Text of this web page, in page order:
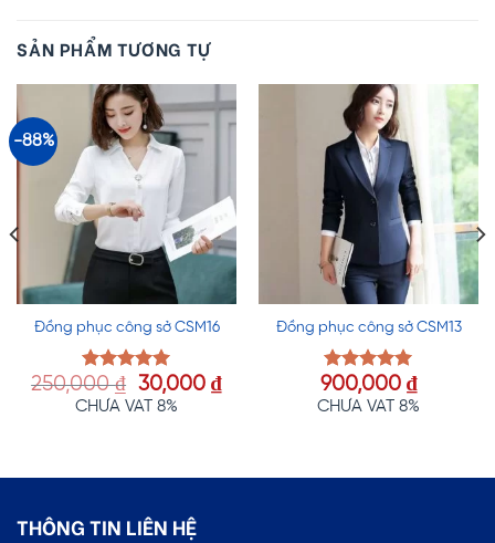
SẢN PHẨM TƯƠNG TỰ
-88%
Đồng phục công sở CSM16
Được xếp
hạng5.00
250,000₫ Giá
gốc
30,000 ₫Giá
CHƯA VAT 8%
Đồng phục công sở CSM13
Được xếp
hạng5.00
900,000 ₫
CHƯA VAT 8%
THÔNG TIN LIÊN HỆ